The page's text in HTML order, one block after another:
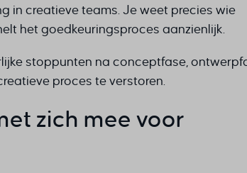
in creatieve teams. Je weet precies wie
het goedkeuringsproces aanzienlijk.
stoppunten na conceptfase,
proces te verstoren.
zich mee voor